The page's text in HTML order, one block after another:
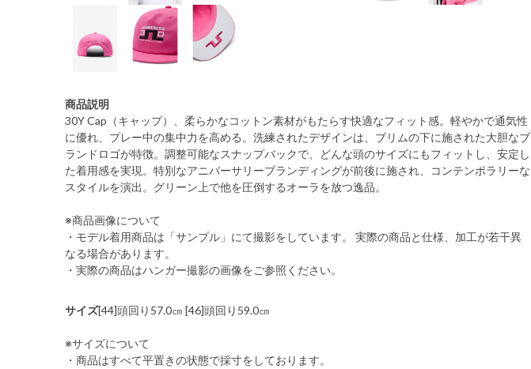
商品説明
30Y Cap（キャップ）、柔らかなコットン素材がもたらす快適なフィット感。軽やかで通気性
に優れ、プレー中の集中力を高める。洗練されたデザインは、ブリムの下に施された大胆なブ
ランドロゴが特徴。調整可能なスナップバックで、どんな頭のサイズにもフィットし、安定し
た着用感を実現。特別なアニバーサリーブランディングが前後に施され、コンテンポラリーな
スタイルを演出。グリーン上で他を圧倒するオーラを放つ逸品。
※商品画像について
・モデル着用商品は「サンプル」にて撮影をしています。 実際の商品と仕様、加工が若干異
なる場合があります。
・実際の商品はハンガー撮影の画像をご参照ください。
サイズ[44]頭回り57.0㎝ [46]頭回り59.0㎝
※サイズについて
・商品はすべて平置きの状態で採寸をしております。